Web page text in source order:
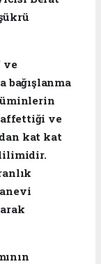
ve
affettiği ve
kat kat